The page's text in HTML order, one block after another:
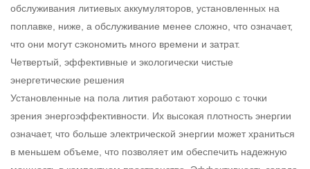
обслуживания литиевых аккумуляторов, установленных на
поплавке, ниже, а обслуживание менее сложно, что означает,
что они могут сэкономить много времени и затрат.
Четвертый, эффективные и экологически чистые
энергетические решения
Установленные на пола лития работают хорошо с точки
зрения энергоэффективности. Их высокая плотность энергии
означает, что больше электрической энергии может храниться
в меньшем объеме, что позволяет им обеспечить надежную